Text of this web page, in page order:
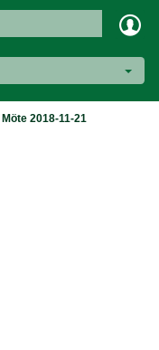
Möte 2018-11-21